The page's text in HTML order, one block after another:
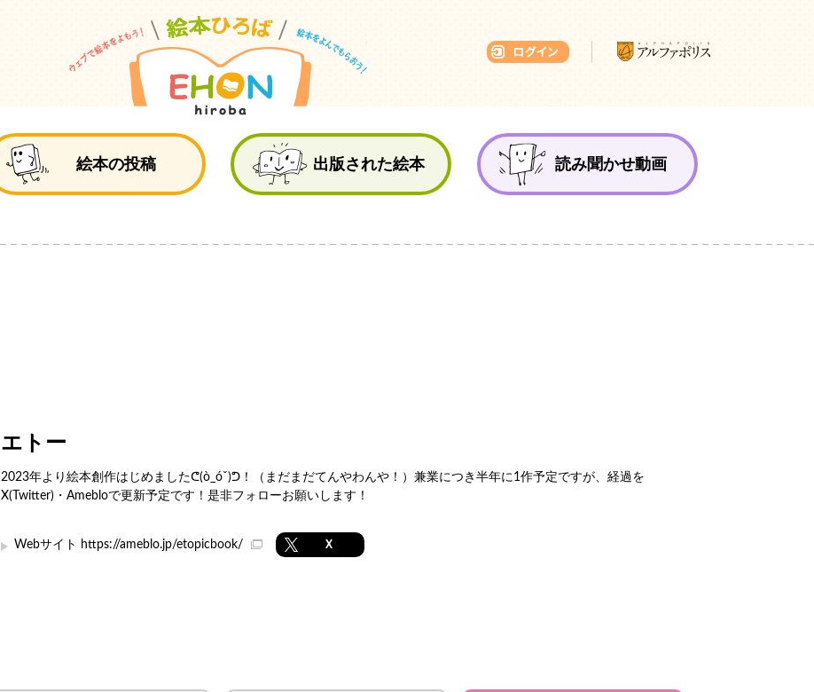
絵本の投稿 出版された絵本 読み聞かせ動画
エトー
2023年より絵本創作はじめましたᕦ(ò_óˇ)ᕤ！（まだまだてんやわんや！）兼業につき半年に1作予定ですが、経過を
X(Twitter)・Amebloで更新予定です！是非フォローお願いします！
Webサイト https://ameblo.jp/etopicbook/ X